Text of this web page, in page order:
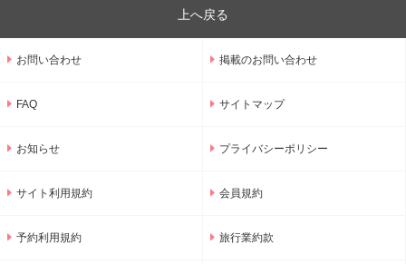
上へ戻る
お問い合わせ 掲載のお問い合わせ
FAQ サイトマップ
お知らせ プライバシーポリシー
サイト利用規約 会員規約
予約利用規約 旅行業約款